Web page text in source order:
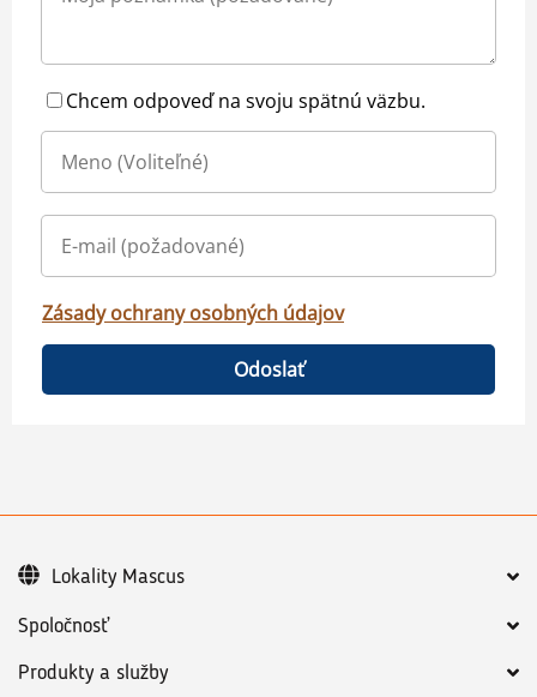
Chcem odpoveď na svoju spätnú väzbu.
Zásady ochrany osobných údajov
Odoslať
Spoločnosť
Produkty a služby
Lokality Mascus